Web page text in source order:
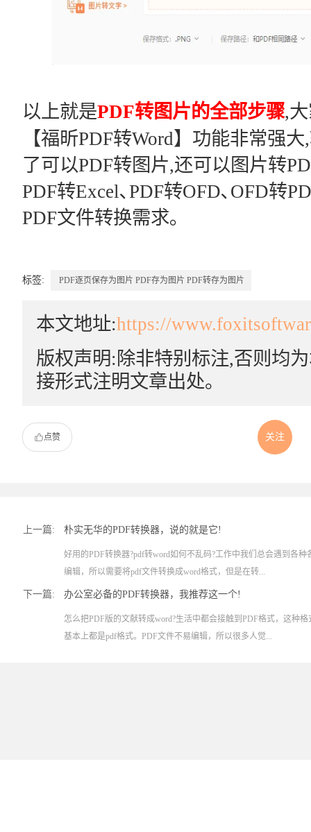
以上就是PDF转图片的全部步骤,
【福昕PDF转Word】功能非常强
了可以PDF转图片,还可以图片转
PDF转Excel､PDF转OFD､OFD转
PDF文件转换需求｡
标签: PDF逐页保存为图片 PDF存为图片 PDF转存为图片
本文地址:https://
版权声明:除非特别标注,否则均
接形式注明文章出处。
点赞 关注
上一篇: 朴实无华的PDF转换器，说的就是它!
好用的PDF转换器?pdf转word如何不乱码?工作中我们总会遇到各
编辑，所以需要将pdf文件转换成word格式，但是在转...
下一篇: 办公室必备的PDF转换器，我推荐这一个!
怎么把PDF版的文献转成word?生活中都会接触到PDF格式，这种
基本上都是pdf格式。PDF文件不易编辑，所以很多人觉...